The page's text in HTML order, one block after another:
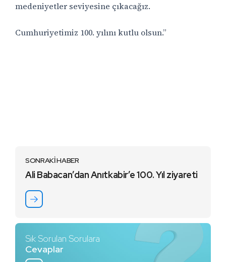
medeniyetler seviyesine çıkacağız.
Cumhuriyetimiz 100. yılını kutlu olsun.”
SONRAKİ HABER
Ali Babacan’dan Anıtkabir’e 100. Yıl ziyareti
Sık Sorulan Sorulara
Cevaplar